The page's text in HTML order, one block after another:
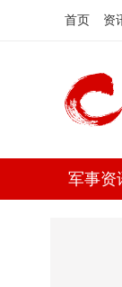
首页 资
军事资